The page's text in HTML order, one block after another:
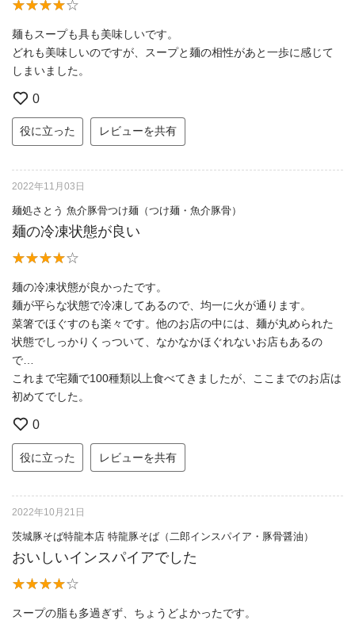
麺もスープも具も美味しいです。
どれも美味しいのですが、スープと麺の相性があと一歩に感じて
しまいました。
0
役に立った レビューを共有
2022年11月03日
麺処さとう 魚介豚骨つけ麺（つけ麺・魚介豚骨）
麺の冷凍状態が良い
麺の冷凍状態が良かったです。
麺が平らな状態で冷凍してあるので、均一に火が通ります。
菜箸でほぐすのも楽々です。他のお店の中には、麺が丸められた
状態でしっかりくっついて、なかなかほぐれないお店もあるの
で…
これまで宅麺で100種類以上食べてきましたが、ここまでのお店は
初めてでした。
0
役に立った レビューを共有
2022年10月21日
茨城豚そば特龍本店 特龍豚そば（二郎インスパイア・豚骨醤油）
おいしいインスパイアでした
スープの脂も多過ぎず、ちょうどよかったです。